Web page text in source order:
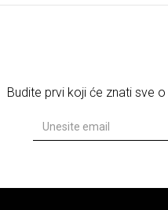
Budite prvi koji će znati sve